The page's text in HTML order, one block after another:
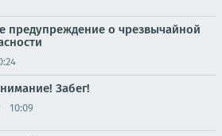
предупреждение о чрезвычайной
Забег!
10:09